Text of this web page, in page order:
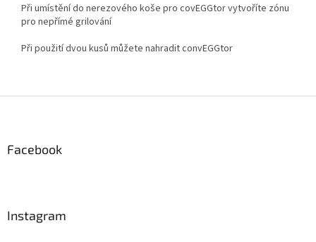
Při umístění do nerezového koše pro covEGGtor vytvoříte zónu
pro nepřímé grilování
Při použití dvou kusů můžete nahradit convEGGtor
Facebook
Instagram